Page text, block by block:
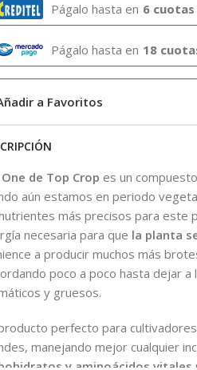
Págalo hasta en 6 cuotas
Págalo hasta en 18
a Favoritos
de Top Crop es un compuesto
aún estamos en periodo
más precisos para este
necesaria para que la planta
a producir muchos más
poco a poco hasta dejar
y gruesos.
perfecto para
manejando mejor cualquier
y aminoácidos vitales